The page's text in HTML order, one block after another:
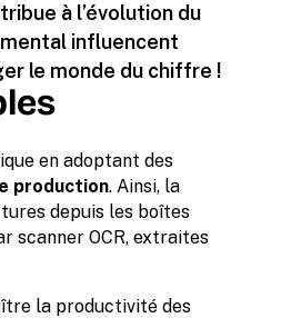
à l’évolution du
influencent
le monde du chiffre !
en adoptant des
production. Ainsi, la
depuis les boîtes
scanner OCR, extraites
la productivité des